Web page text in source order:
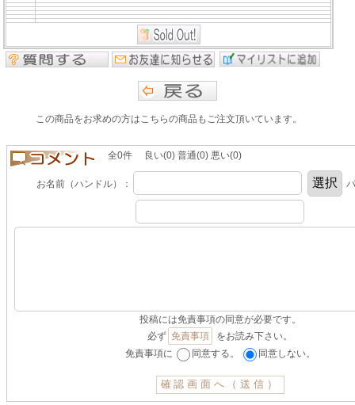
この商品をお求めの方はこちらの商品もご注文頂いています。
全0件 良い(0) 普通(0) 悪い(0)
お名前（ハンドル）：
投稿には免責事項の同意が必要です。
必ず 免責事項
をお読み下さい。
免責事項に
同意する。 同意しない。